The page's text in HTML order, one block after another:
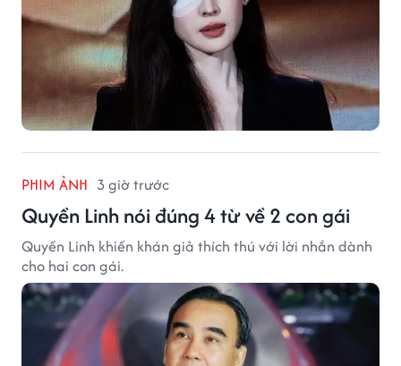
PHIM ẢNH 3 giờ trước
Quyền Linh nói đúng 4 từ về 2 con gái
Quyền Linh khiến khán giả thích thú với lời nhắn dành
cho hai con gái.